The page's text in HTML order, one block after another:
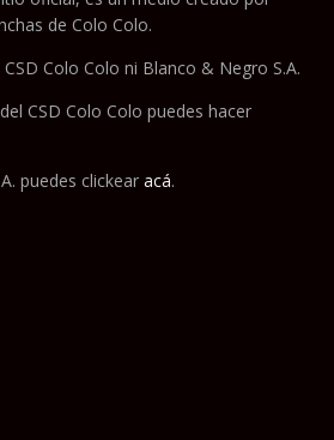
de Colo Colo.
Colo Colo ni Blanco & Negro S.A.
CSD Colo Colo puedes hacer
puedes clickear acá.